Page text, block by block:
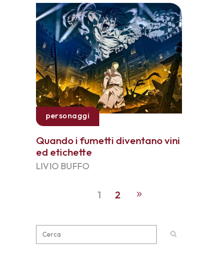
personaggi
Quando i fumetti diventano vini
ed etichette
LIVIO BUFFO
1 2